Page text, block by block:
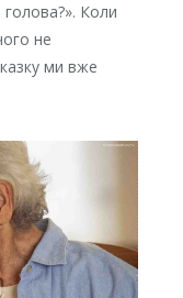
голова?». Коли
не
ми вже